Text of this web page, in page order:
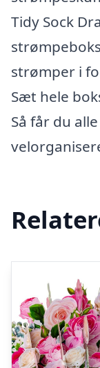
Tidy Sock
strømper i
Sæt hele
Så får du